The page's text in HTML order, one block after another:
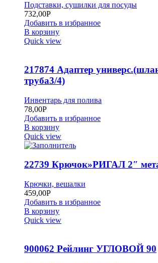
Подставки, сушилки для посуды
732,00Р
Добавить в избранное
В корзину
Quick view
217874 Адаптер
труба3/4)
Инвентарь для полива
78,00Р
Добавить в избранное
В корзину
Quick view
22739 Крючок»РИГАЛ 2″
Крючки, вешалки
459,00Р
Добавить в избранное
В корзину
Quick view
900062 Рейлинг УГЛОВОЙ 90